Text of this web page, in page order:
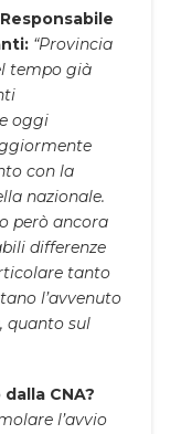
“Provincia
tempo già
oggi
con la
nazionale.
però ancora
differenze
tanto
l’avvenuto
quanto sul
CNA?
l’avvio